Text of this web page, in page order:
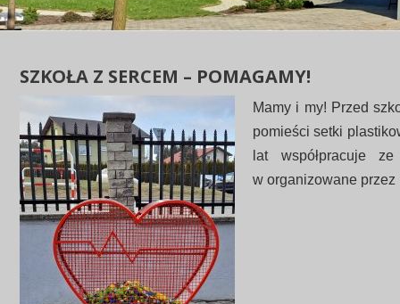
SZKOŁA Z SERCEM – POMAGAMY!
Mamy i my! Przed
pomieści setki
lat współpracuje
w organizowane